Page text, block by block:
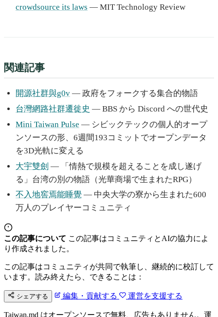
crowdsource its laws — MIT Technology Review
関連記事
開源社群與g0v — 政府をフォークする集合的物語
台灣網路社群遷徙史 — BBS から Discord への世代史
Mini Taiwan Pulse — シビックテックの個人的オープ
ンソースの形、6週間193コミットでオープンデータ
を3D光軌に変える
大宇雙劍 — 「情熱で規模を超えることを成し遂げ
る」台湾の別の物語（光華商場で生まれたRPG）
不入地窖焉能睡覺 — 中央大学の寮から生まれた600
万人のプレイヤーコミュニティ
この記事について この記事はコミュニティとAIの協力によ
り作成されました。
この記事はコミュニティが共同で執筆し、継続的に校訂して
います。読み終えたら、できることは：
シェアする 編集・貢献する 運営を支援する
Taiwan.md はオープンソースで無料、広告もありません。運